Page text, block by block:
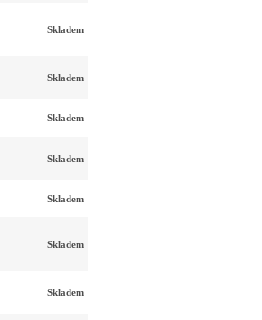
Skladem
Skladem
Skladem
Skladem
Skladem
Skladem
Skladem